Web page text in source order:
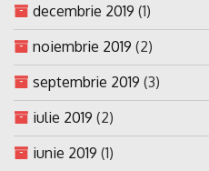
decembrie 2019 (1)
noiembrie 2019 (2)
septembrie 2019 (3)
iulie 2019 (2)
iunie 2019 (1)